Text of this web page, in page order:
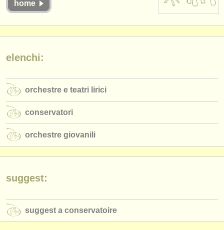
strumenti rubati
elenchi:
conservatori
orchestre giovanili
musicalchairs:
contattaci
notizie di musica classica
home
elenchi:
orchestre e teatri lirici
conservatori
orchestre giovanili
suggest:
suggest a conservatoire